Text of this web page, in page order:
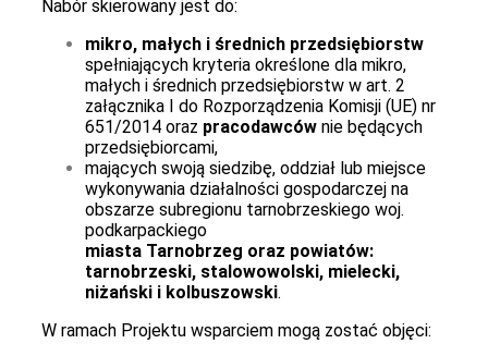
Nabór skierowany jest do:
mikro, małych i średnich przedsiębiorstw
spełniających kryteria określone dla mikro,
małych i średnich przedsiębiorstw w art. 2
załącznika I do Rozporządzenia Komisji (UE) nr
651/2014 oraz pracodawców nie będących
przedsiębiorcami,
mających swoją siedzibę, oddział lub miejsce
wykonywania działalności gospodarczej na
obszarze subregionu tarnobrzeskiego woj.
podkarpackiego
miasta Tarnobrzeg oraz powiatów:
tarnobrzeski, stalowowolski, mielecki,
niżański i kolbuszowski.
W ramach Projektu wsparciem mogą zostać objęci: